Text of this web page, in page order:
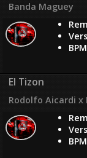
Banda Maguey
El Tizon
Rodolfo Aicardi x